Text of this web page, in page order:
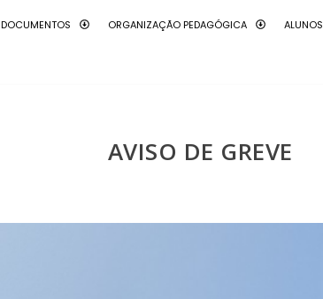
DOCUMENTOS ORGANIZAÇÃO PEDAGÓGICA ALUNOS
AVISO DE GREVE